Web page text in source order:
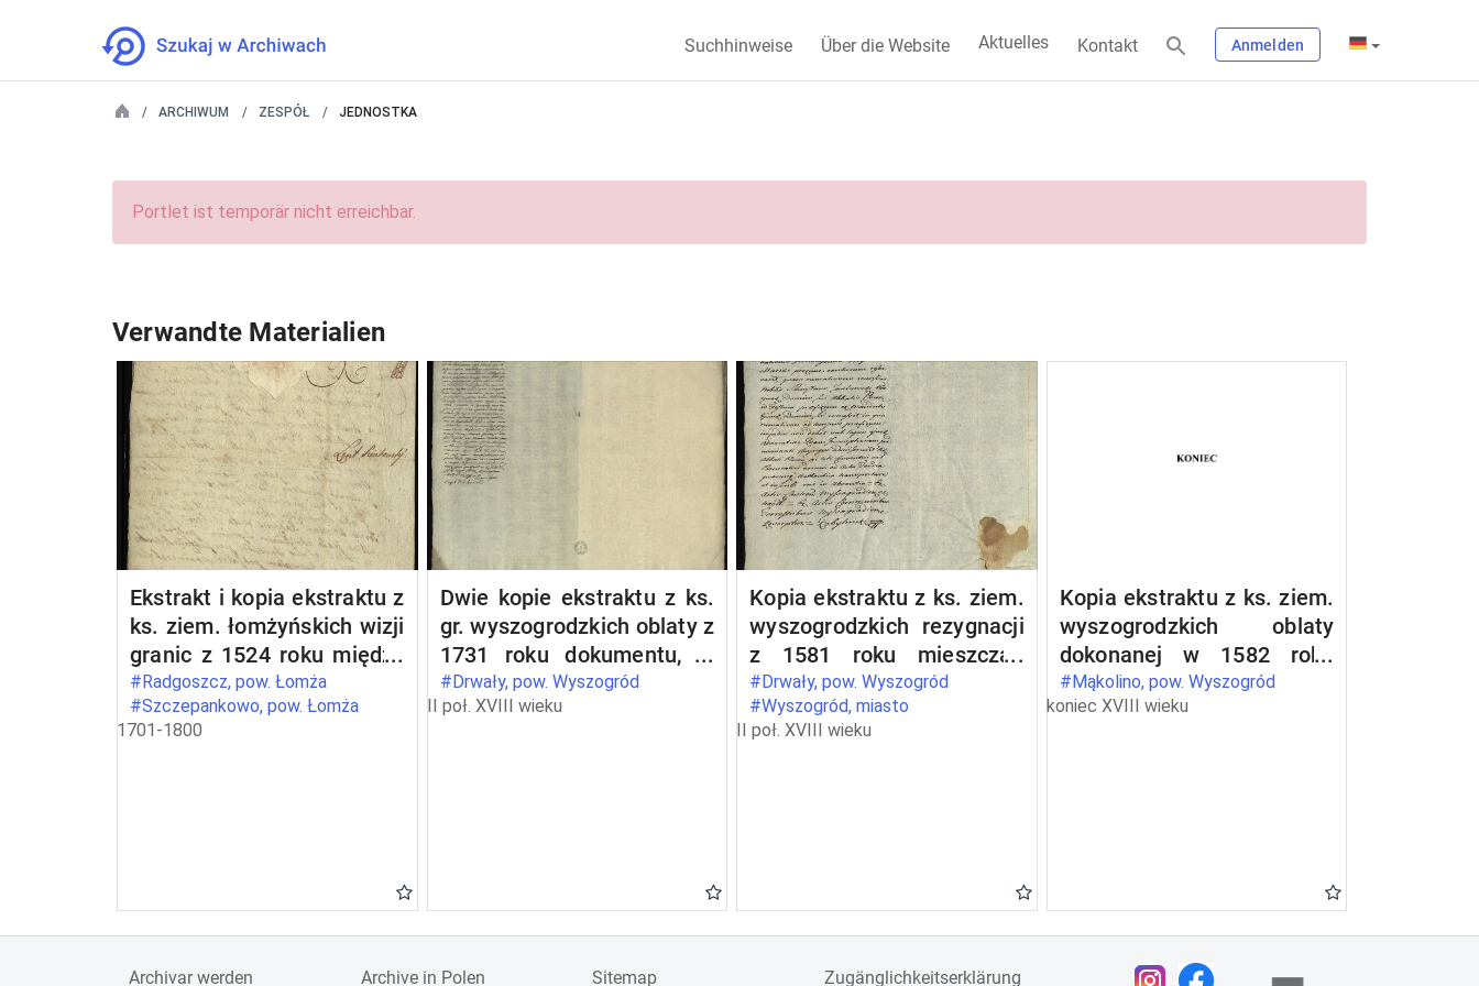
Suchhinweise Über die Website Aktuelles Kontakt Anmelden
ARCHIWUM ZESPÓŁ JEDNOSTKA
Portlet ist temporär nicht erreichbar.
Verwandte Materialien
Ekstrakt i kopia ekstraktu z
ks. ziem. łomżyńskich wizji
granic z 1524 roku między
dobrami opata Stanisława
Barczykowskiego
Szczepankowo i Wszerzec
#Radgoszcz, pow. Łomża
#Szczepankowo, pow. Łomża
1701-1800
Dwie kopie ekstraktu z ks.
gr. wyszogrodzkich oblaty z
1731 roku dokumentu, w
którym Kazimierz, ks.
mazowiecki (1353, 15 V
- in Jazdów), w którym
książę nadaje klasztorowi
benedyktynów w Płocku
brzeg Wisły we wioskach
#Drwały, pow. Wyszogród
II poł. XVIII wieku
Kopia ekstraktu z ks. ziem.
wyszogrodzkich rezygnacji
z 1581 roku mieszczan
wyszogrodzkich Piotra
Pianki i Urszuli Wodczanki
z wójtostwa w Drwałach na
#Drwały, pow. Wyszogród
#Wyszogród, miasto
II poł. XVIII wieku
Kopia ekstraktu z ks. ziem.
wyszogrodzkich oblaty
dokonanej w 1582 roku
relacji intromisji opata
Piotra Borukowskiego do
#Mąkolino, pow. Wyszogród
koniec XVIII wieku
Archivar werden Archive in Polen Sitemap Zugänglichkeitserklärung